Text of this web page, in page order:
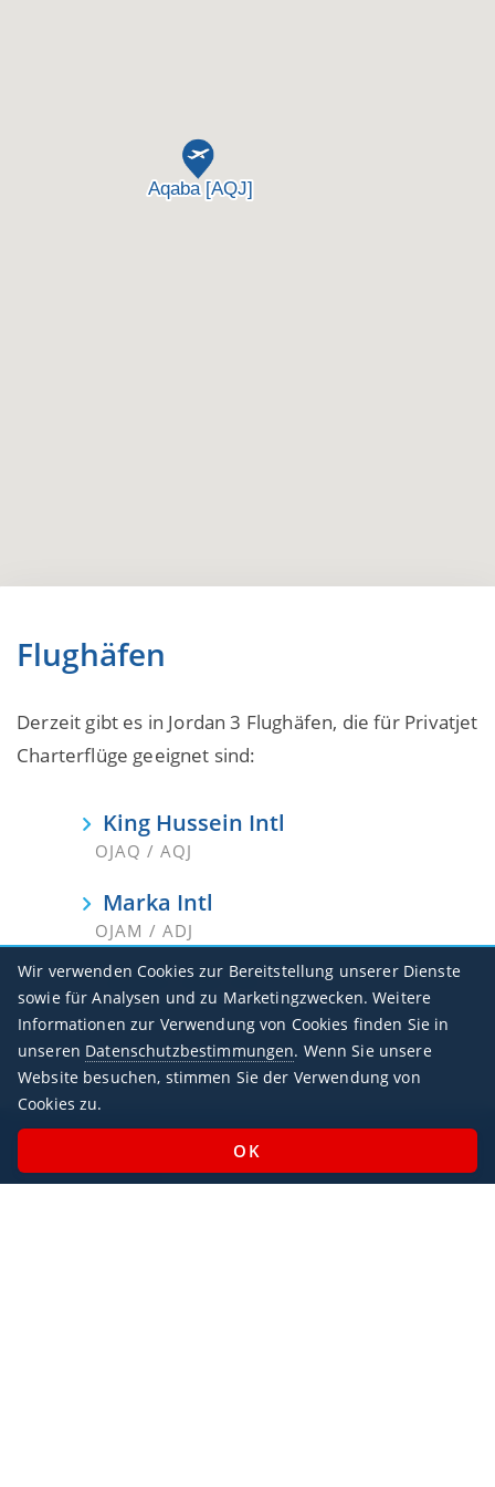
Flughäfen
Derzeit gibt es in Jordan 3 Flughäfen, die für Privatjet
Charterflüge geeignet sind:
King Hussein Intl
OJAQ / AQJ
Marka Intl
OJAM / ADJ
Queen Alia Intl
OJAI / AMM
Geschäftszeiten
Wir verwenden Cookies zur Bereitstellung unserer Dienste
sowie für Analysen und zu Marketingzwecken. Weitere
Informationen zur Verwendung von Cookies finden Sie in
unseren Datenschutzbestimmungen. Wenn Sie unsere
Website besuchen, stimmen Sie der Verwendung von
Cookies zu.